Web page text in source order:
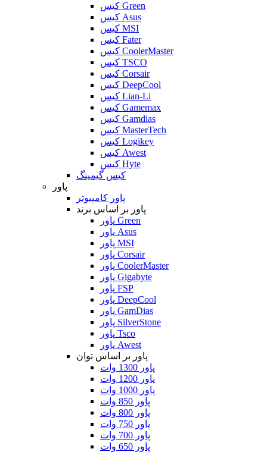
کیس Green
کیس Asus
کیس MSI
کیس Fater
کیس CoolerMaster
کیس TSCO
کیس Corsair
کیس DeepCool
کیس Lian-Li
کیس Gamemax
کیس Gamdias
کیس MasterTech
کیس Logikey
کیس Awest
کیس Hyte
کیس گیمینگ
پاور
پاور کامپیوتر
پاور بر اساس برند
پاور Green
پاور Asus
پاور MSI
پاور Corsair
پاور CoolerMaster
پاور Gigabyte
پاور FSP
پاور DeepCool
پاور GamDias
پاور SilverStone
پاور Tsco
پاور Awest
پاور بر اساس توان
پاور 1300 وات
پاور 1200 وات
پاور 1000 وات
پاور 850 وات
پاور 800 وات
پاور 750 وات
پاور 700 وات
پاور 650 وات